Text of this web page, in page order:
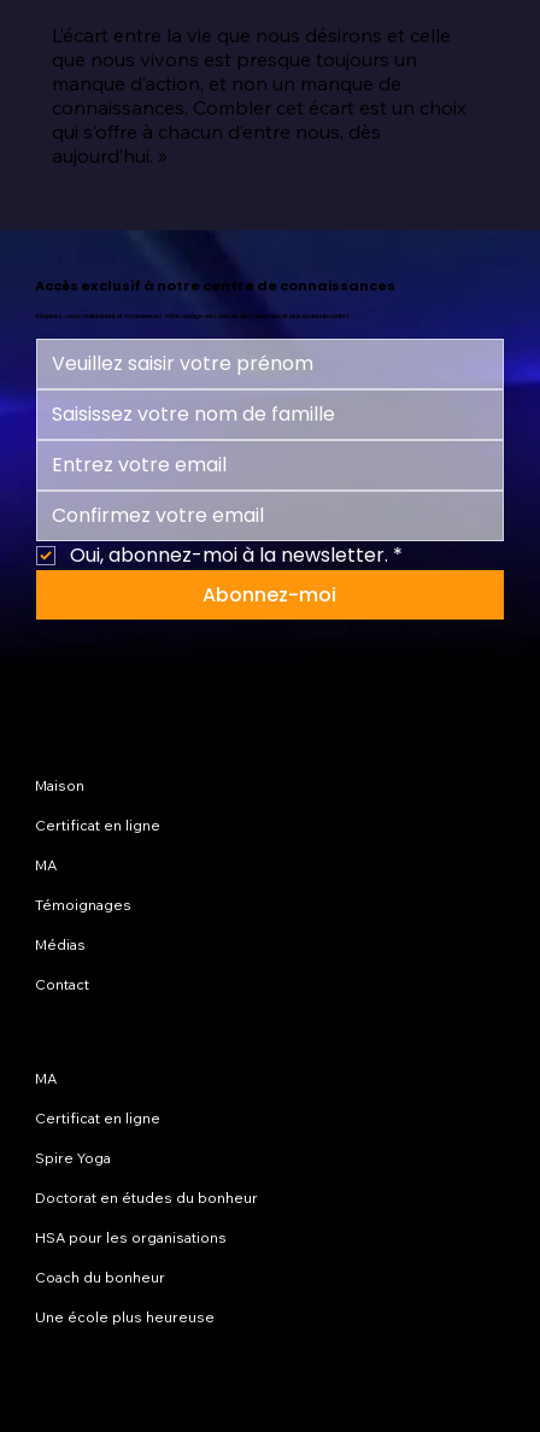
L’écart entre la vie que nous désirons et celle
que nous vivons est presque toujours un
manque d’action, et non un manque de
connaissances. Combler cet écart est un choix
qui s’offre à chacun d’entre nous, dès
aujourd’hui. »
Accès exclusif à notre centre de connaissances
Abonnez-vous maintenant et commencez votre voyage vers une vie plus heureuse et plus épanouissante !
Oui, abonnez-moi à la newsletter. *
Abonnez-moi
Maison
Certificat en ligne
MA
Témoignages
Médias
Contact
MA
Certificat en ligne
Spire Yoga
Doctorat en études du bonheur
HSA pour les organisations
Coach du bonheur
Une école plus heureuse